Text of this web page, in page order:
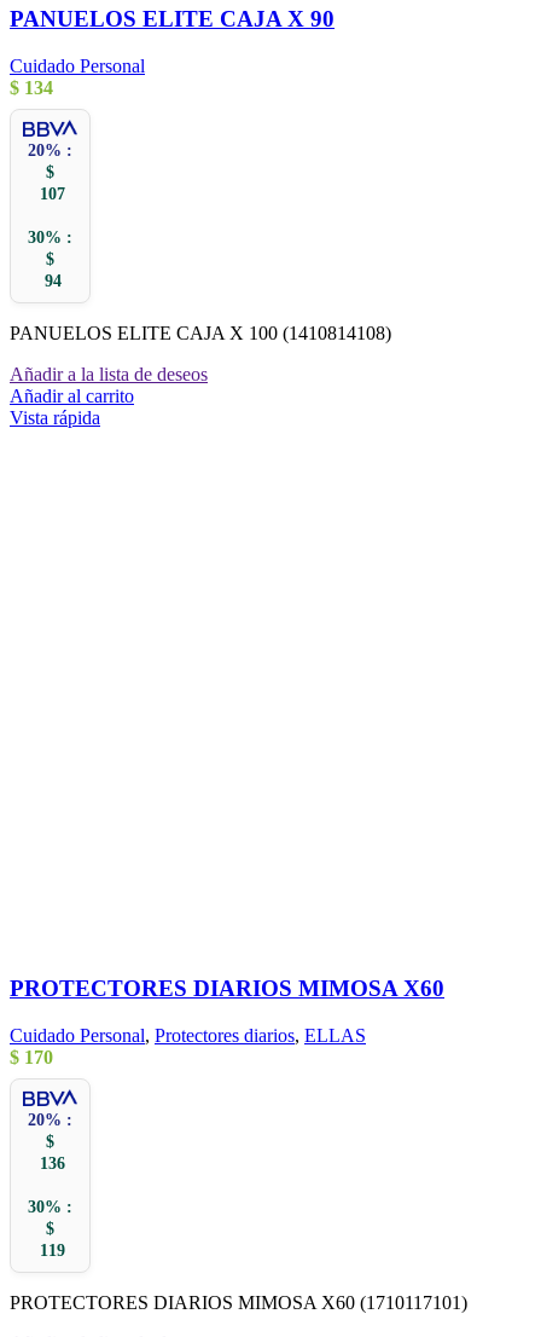
PANUELOS ELITE CAJA X 90
Cuidado Personal
$ 134
20% :
$
107
30% :
$
94
PANUELOS ELITE CAJA X 100 (1410814108)
Añadir a la lista de deseos
Añadir al carrito
Vista rápida
PROTECTORES DIARIOS MIMOSA X60
Cuidado Personal, Protectores diarios, ELLAS
$ 170
20% :
$
136
30% :
$
119
PROTECTORES DIARIOS MIMOSA X60 (1710117101)